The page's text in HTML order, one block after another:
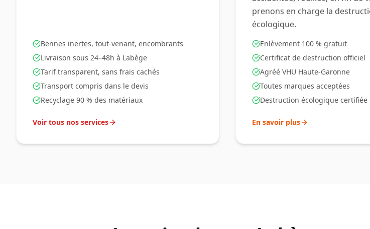
Bennes inertes, tout-venant, encombrants
Livraison sous 24–48h à Labège
Tarif transparent, sans frais cachés
Transport compris dans le devis
Recyclage 90 % des matériaux
Voir tous nos services
prenons en charge la
écologique.
Enlèvement 100 % gratuit
Certificat de destruction officiel
Agréé VHU Haute-Garonne
Toutes marques acceptées
Destruction écologique certifiée
En savoir plus